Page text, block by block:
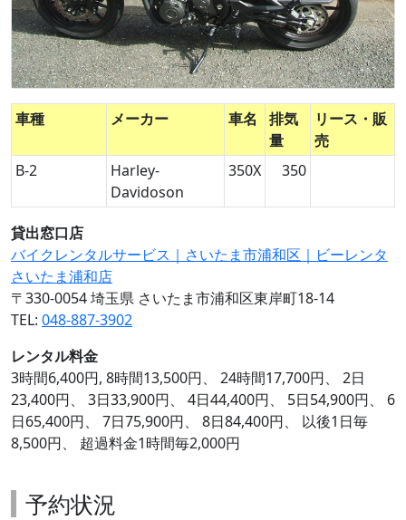
車種 メーカー 車名
排気
量
リース・販
売
B-2
Harley-
Davidoson
350X 350
貸出窓口店
バイクレンタルサービス｜さいたま市浦和区｜ビーレンタ
さいたま浦和店
〒330-0054 埼玉県 さいたま市浦和区東岸町18-14
TEL: 048-887-3902
レンタル料金
3時間6,400円, 8時間13,500円、 24時間17,700円、 2日
23,400円、 3日33,900円、 4日44,400円、 5日54,900円、 6
日65,400円、 7日75,900円、 8日84,400円、 以後1日毎
8,500円、 超過料金1時間毎2,000円
予約状況